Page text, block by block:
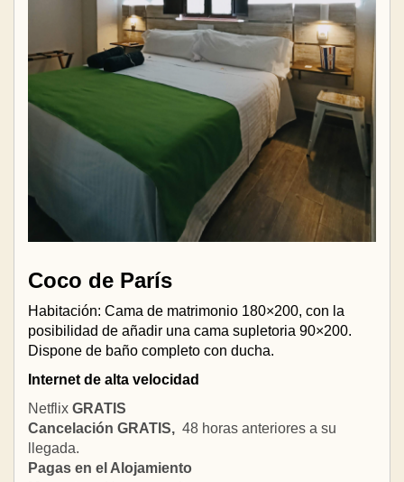
Coco de París
Habitación: Cama de matrimonio 180×200, con la
posibilidad de añadir una cama supletoria 90×200.
Dispone de baño completo con ducha.
Internet de alta velocidad
Netflix GRATIS
Cancelación GRATIS, 48 horas anteriores a su
llegada.
Pagas en el Alojamiento